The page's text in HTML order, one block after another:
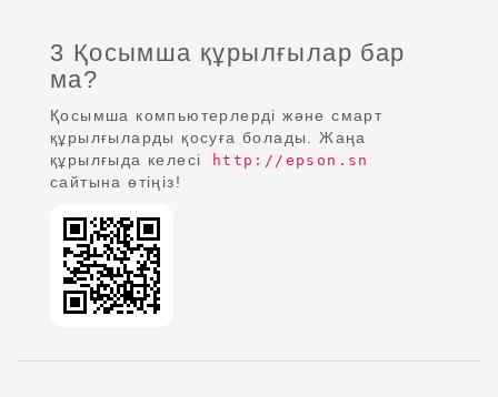
3 Қосымша құрылғылар бар
ма?
Қосымша компьютерлерді және смарт
құрылғыларды қосуға болады. Жаңа
құрылғыда келесі
http://epson.sn
сайтына өтіңіз!